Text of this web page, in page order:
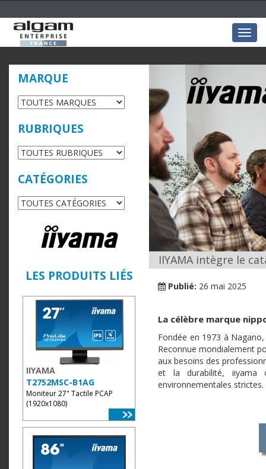
MARQUE
RUBRIQUES
CATÉGORIES
LES PRODUITS LIÉS
IIYAMA
T2752MSC-B1AG
Moniteur 27" Tactile PCAP
(1920x1080)
IIYAMA intègre le
Publié: 26 mai 2025
La célèbre marque
Fondée en 1973 à
Reconnue mondialement
aux besoins des
et la durabilité, iiyama
environnementales strictes.